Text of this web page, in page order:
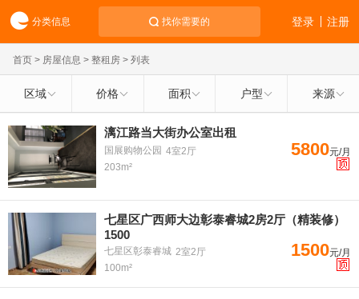
分类信息 找你需要的 注册
登录
首页 > 房屋信息 > 整租房 > 列表
区域 价格 面积 户型 来源
漓江路当大街办公室出租
国展购物公园 4室2厅
203m²
5800元/月
七星区广西师大边彰泰睿城2房2厅（精装修）
1500
七星区彰泰睿城 2室2厅
100m²
1500元/月